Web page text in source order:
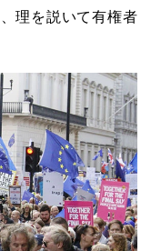
理を説いて有権者